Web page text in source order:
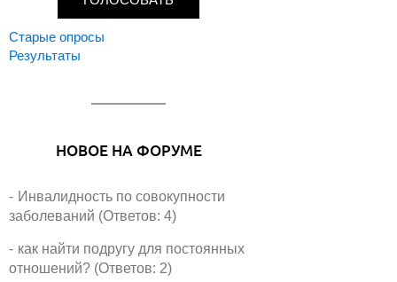
Старые опросы
Результаты
НОВОЕ НА ФОРУМЕ
Инвалидность по совокупности
заболеваний (Ответов: 4)
как найти подругу для постоянных
отношений? (Ответов: 2)